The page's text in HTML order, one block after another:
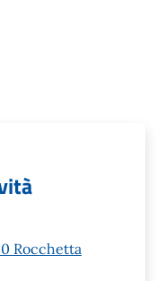
Rocchetta